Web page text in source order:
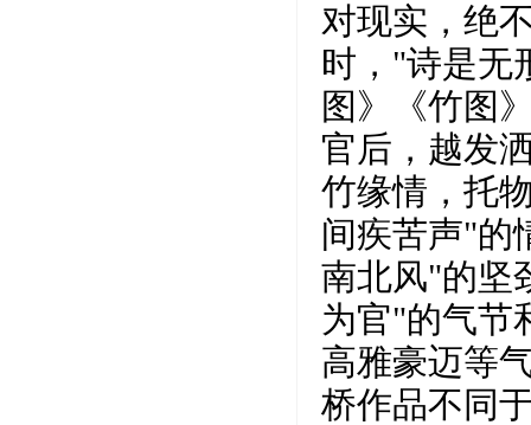
对现实，绝
时，"诗是无
图》《竹图
官后，越发
竹缘情，托
间疾苦声"的
南北风"的坚
为官"的气节
高雅豪迈等
桥作品不同